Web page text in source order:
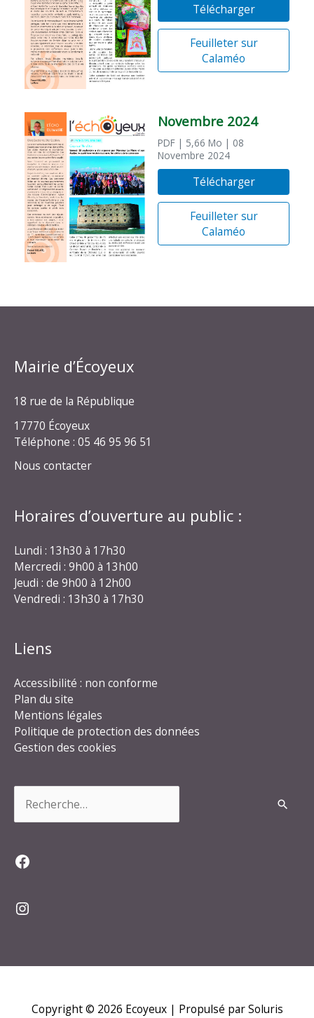
Télécharger
Feuilleter sur
Calaméo
Novembre 2024
PDF | 5,66 Mo | 08
Novembre 2024
Télécharger
Feuilleter sur
Calaméo
Mairie d’Écoyeux
18 rue de la République
17770 Écoyeux
Téléphone : 05 46 95 96 51
Nous contacter
Horaires d’ouverture au public :
Lundi : 13h30 à 17h30
Mercredi : 9h00 à 13h00
Jeudi : de 9h00 à 12h00
Vendredi : 13h30 à 17h30
Liens
Accessibilité : non conforme
Plan du site
Mentions légales
Politique de protection des données
Gestion des cookies
Facebook
Instagram
Copyright © 2026 Ecoyeux| Propulsé par Soluris